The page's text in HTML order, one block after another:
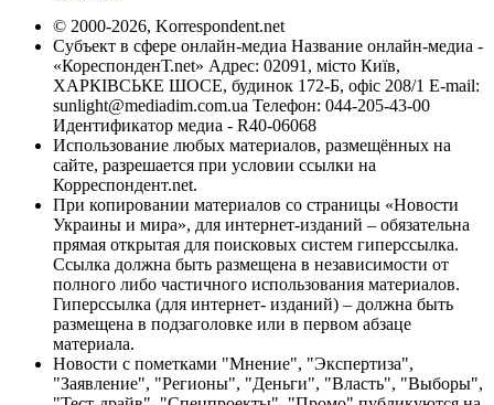
© 2000-2026, Korrespondent.net
Субъект в сфере онлайн-медиа Название онлайн-медиа -
«КореспонденТ.net» Адрес: 02091, місто Київ,
ХАРКІВСЬКЕ ШОСЕ, будинок 172-Б, офіс 208/1 E-mail:
sunlight@mediadim.com.ua Телефон: 044-205-43-00
Идентификатор медиа - R40-06068
Использование любых материалов, размещённых на
сайте, разрешается при условии ссылки на
Корреспондент.net.
При копировании материалов со страницы «Новости
Украины и мира», для интернет-изданий – обязательна
прямая открытая для поисковых систем гиперссылка.
Ссылка должна быть размещена в независимости от
полного либо частичного использования материалов.
Гиперссылка (для интернет- изданий) – должна быть
размещена в подзаголовке или в первом абзаце
материала.
Новости с пометками "Мнение", "Экспертиза",
"Заявление", "Регионы", "Деньги", "Власть", "Выборы",